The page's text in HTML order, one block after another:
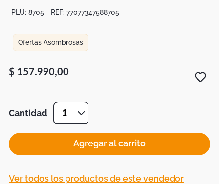
PLU: 8705 REF: 77077347588705
Ofertas Asombrosas
$ 157.990,00
Cantidad 1
Agregar al carrito
Ver todos los productos de este vendedor